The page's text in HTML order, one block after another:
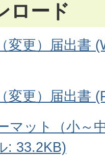
ロード
変更）届出書
変更）届出書
マット（小～
: 33.2KB)